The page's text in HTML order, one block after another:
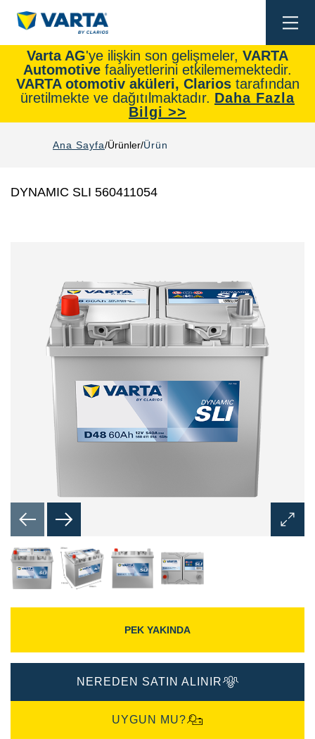
Varta AG'ye ilişkin son gelişmeler, VARTA
Automotive faaliyetlerini etkilememektedir.
VARTA otomotiv aküleri, Clarios tarafından
üretilmekte ve dağıtılmaktadır. Daha Fazla
Bilgi >>
Ana Sayfa Ürünler Ürün
DYNAMIC SLI 560411054
Aç
PEK YAKINDA
NEREDEN SATIN ALINIR
UYGUN MU?